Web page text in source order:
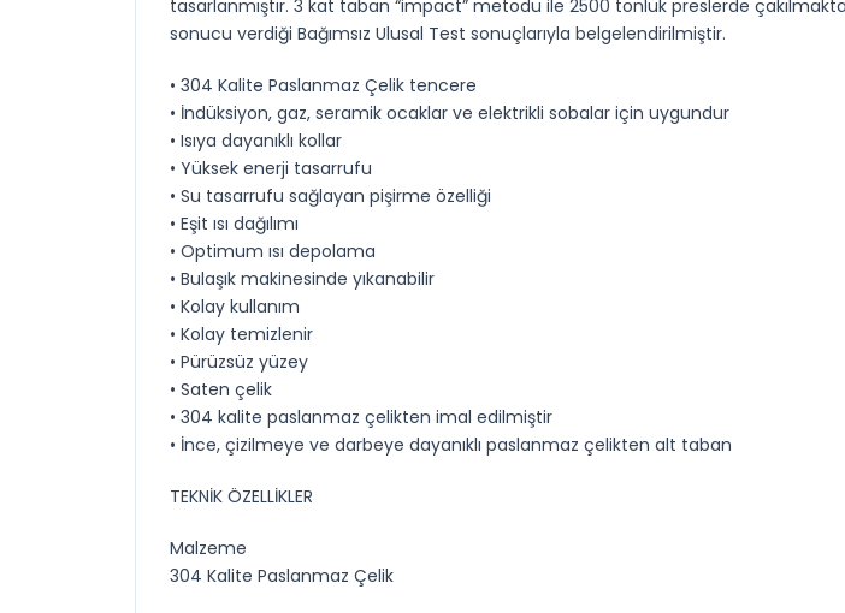
tasarlanmıştır. 3 kat taban “impact” metodu ile 2500 tonluk preslerde
sonucu verdiği Bağımsız Ulusal Test sonuçlarıyla belgelendirilmiştir.
• 304 Kalite Paslanmaz Çelik tencere
• İndüksiyon, gaz, seramik ocaklar ve elektrikli sobalar için uygundur
• Isıya dayanıklı kollar
• Yüksek enerji tasarrufu
• Su tasarrufu sağlayan pişirme özelliği
• Eşit ısı dağılımı
• Optimum ısı depolama
• Bulaşık makinesinde yıkanabilir
• Kolay kullanım
• Kolay temizlenir
• Pürüzsüz yüzey
• Saten çelik
• 304 kalite paslanmaz çelikten imal edilmiştir
• İnce, çizilmeye ve darbeye dayanıklı paslanmaz çelikten alt taban
TEKNİK ÖZELLİKLER
Malzeme
304 Kalite Paslanmaz Çelik